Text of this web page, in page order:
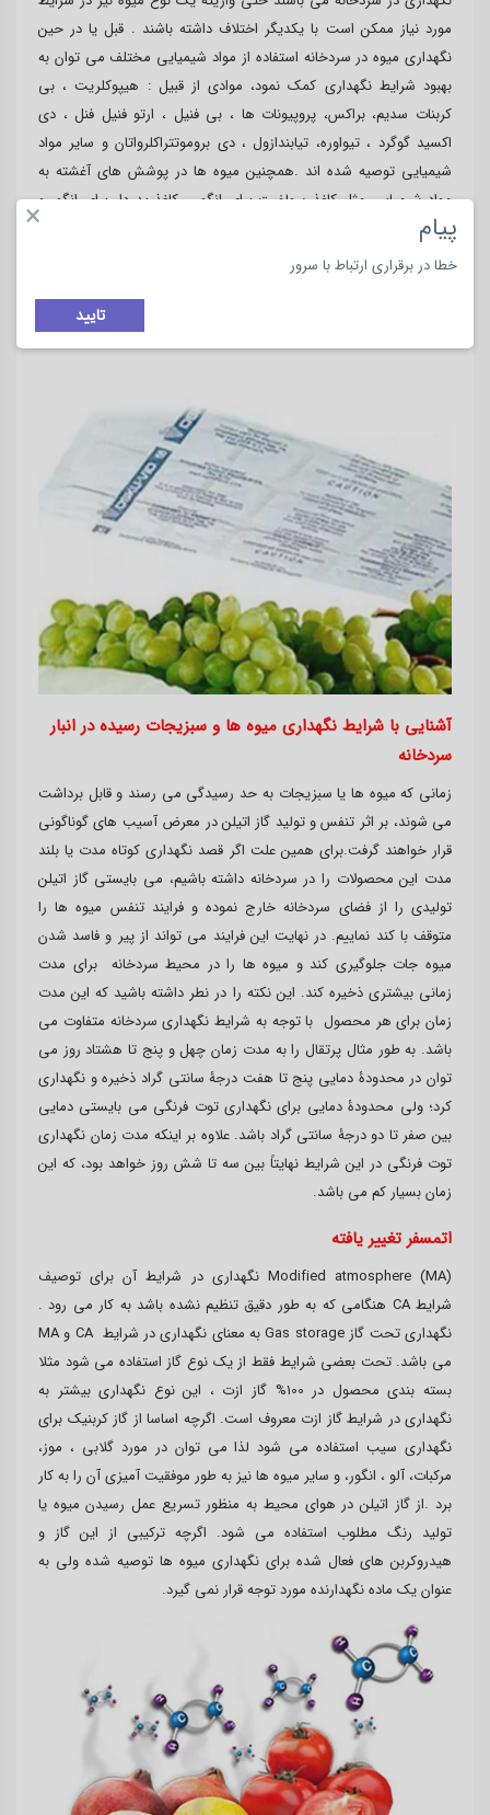
مورد نیاز ممکن است با یکدیگر اختلاف داشته باشند . قبل یا در حین
نگهداری میوه در سردخانه استفاده از مواد شیمیایی مختلف می توان به
بهبود شرایط نگهداری کمک نمود، موادی از قبیل : هیپوکلریت ، بی
کربنات سدیم، براکس، پروپیونات ها ، بی فنیل ، ارتو فنیل فنل ، دی
اکسید گوگرد ، تیواوره، تیابندازول ، دی بروموتتراکلرواتان و سایر مواد
شیمیایی توصیه شده اند .همچنین میوه ها در پوشش های آغشته به
مواد شیمیایی مثل کاغذ سولفیت برای انگور ، کاغذ پد دار برای انگور و
گوجه فرنگی ، با کاغذ آغشته به براکس برای پرتقال، بسته بندی می
گردند. از پوشش های مومی ، پارافین ، روغن ، موم ها و روغن های
آشنایی با شرایط نگهداری میوه ها و سبزیجات رسیده در انبار
سردخانه
زمانی که میوه ها یا سبزیجات به حد رسیدگی می رسند و قابل برداشت
می شوند، بر اثر تنفس و تولید گاز اتیلن در معرض آسیب های گوناگونی
قرار خواهند گرفت.برای همین علت اگر قصد نگهداری کوتاه مدت یا بلند
مدت این محصولات را در سردخانه داشته باشیم، می بایستی گاز اتیلن
تولیدی را از فضای سردخانه خارج نموده و فرایند تنفس میوه ها را
متوقف با کند نماییم. در نهایت این فرایند می تواند از پیر و فاسد شدن
میوه جات جلوگیری کند و میوه ها را در محیط سردخانه برای مدت
زمانی بیشتری ذخیره کند. این نکته را در نطر داشته باشید که این مدت
زمان برای هر محصول با توجه به شرایط نگهداری سردخانه متفاوت می
باشد. به طور مثال پرتقال را به مدت زمان چهل و پنج تا هشتاد روز می
توان در محدودۀ دمایی پنج تا هفت درجۀ سانتی گراد ذخیره و نگهداری
کرد؛ ولی محدودۀ دمایی برای نگهداری توت فرنگی می بایستی دمایی
بین صفر تا دو درجۀ سانتی گراد باشد. علاوه بر اینکه مدت زمان نگهداری
توت فرنگی در این شرایط نهایتاً بین سه تا شش روز خواهد بود، که این
زمان بسیار کم می باشد.
اتمسفر تغییر یافته
Modified atmosphere (MA) نگهداری در شرایط آن برای توصیف
شرایط CA هنگامی که به طور دقیق تنظیم نشده باشد به کار می رود .
نگهداری تحت گاز Gas storage به معنای نگهداری در شرایط CA و MA
می باشد. تحت بعضی شرایط فقط از یک نوع گاز استفاده می شود مثلا
بسته بندی محصول در 100% گاز ازت ، این نوع نگهداری بیشتر به
نگهداری در شرایط گاز ازت معروف است. اگرچه اساسا از گاز کربنیک برای
نگهداری سیب استفاده می شود لذا می توان در مورد گلابی ، موز،
مرکبات، آلو ، انگور، و سایر میوه ها نیز به طور موفقیت آمیزی آن را به کار
برد .از گاز اتیلن در هوای محیط به منظور تسریع عمل رسیدن میوه یا
تولید رنگ مطلوب استفاده می شود. اگرچه ترکیبی از این گاز و
هیدروکربن های فعال شده برای نگهداری میوه ها توصیه شده ولی به
عنوان یک ماده نگهدارنده مورد توجه قرار نمی گیرد.
× پیام
خطا در برقراری ارتباط با سرور
تایید